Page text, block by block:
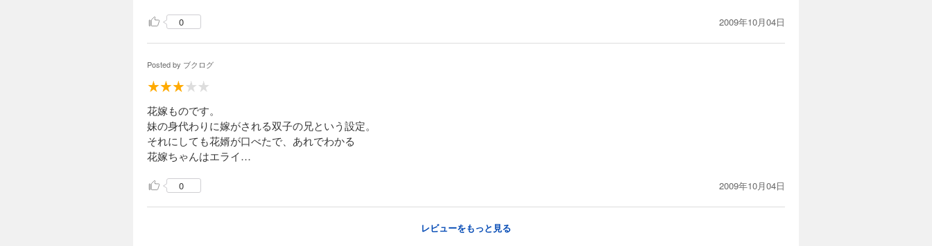
0 2009年10月04日
Posted by ブクログ
花嫁ものです。
妹の身代わりに嫁がされる双子の兄という設定。
それにしても花婿が口べたで、あれでわかる
花嫁ちゃんはエライ…
0 2009年10月04日
レビューをもっと見る